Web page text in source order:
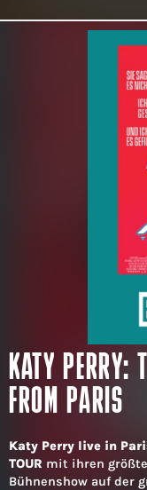
KATY PERRY:
FROM PARIS
Katy Perry live in
TOUR mit ihren
Bühnenshow auf der